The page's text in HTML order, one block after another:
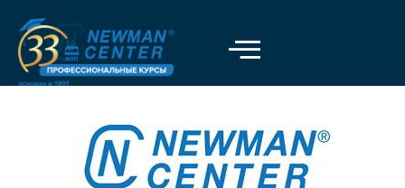
Выделить заголовки
Цвет фона